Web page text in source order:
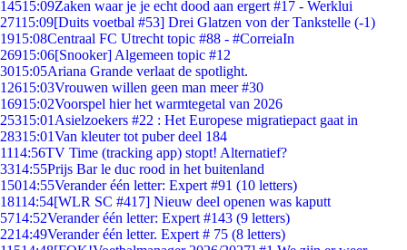
14515:09Zaken waar je je echt dood aan ergert #17 - Werklui
27115:09[Duits voetbal #53] Drei Glatzen von der Tankstelle (-1)
1915:08Centraal FC Utrecht topic #88 - #CorreiaIn
26915:06[Snooker] Algemeen topic #12
3015:05Ariana Grande verlaat de spotlight.
12615:03Vrouwen willen geen man meer #30
16915:02Voorspel hier het warmtegetal van 2026
25315:01 Asielzoekers #22 : Het Europese migratiepact gaat in
28315:01Van kleuter tot puber deel 184
1114:56TV Time (tracking app) stopt! Alternatief?
3314:55Prijs Bar le duc rood in het buitenland
15014:55Verander één letter: Expert #91 (10 letters)
18114:54[WLR SC #417] Nieuw deel openen was kaputt
5714:52Verander één letter: Expert #143 (9 letters)
2214:49Verander één letter. Expert # 75 (8 letters)